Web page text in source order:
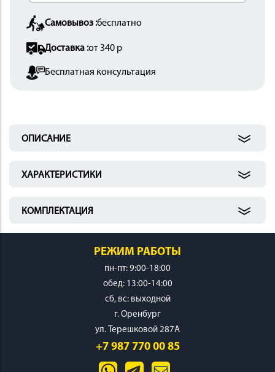
Самовывоз :бесплатно
Доставка :от 340 р
Бесплатная консультация
ОПИСАНИЕ
ХАРАКТЕРИСТИКИ
КОМПЛЕКТАЦИЯ
РЕЖИМ РАБОТЫ
пн-пт: 9:00-18:00
обед: 13:00-14:00
cб, вс: выходной
г. Оренбург
ул. Терешковой 287А
+7 987 770 00 85